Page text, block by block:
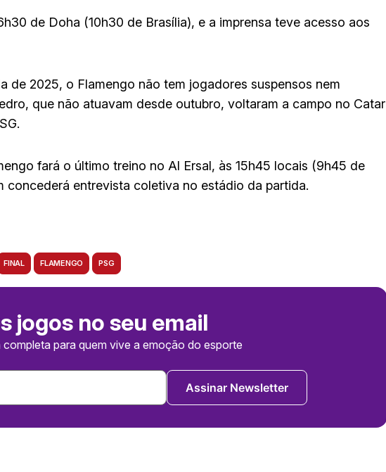
de Doha (10h30 de Brasília), e a imprensa teve acesso aos
de 2025, o Flamengo não tem jogadores suspensos nem
que não atuavam desde outubro, voltaram a campo no Catar
fará o último treino no Al Ersal, às 15h45 locais (9h45 de
concederá entrevista coletiva no estádio da partida.
FINAL FLAMENGO PSG
jogos no seu email
completa para quem vive a emoção do esporte
Assinar Newsletter